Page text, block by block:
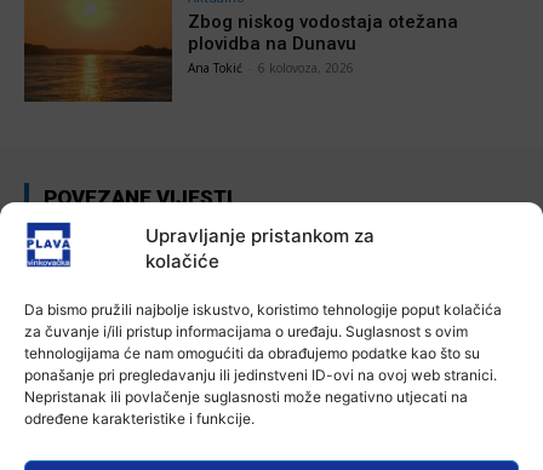
Upravljanje pristankom za
kolačiće
Da bismo pružili najbolje iskustvo, koristimo tehnologije poput kolačića
za čuvanje i/ili pristup informacijama o uređaju. Suglasnost s ovim
tehnologijama će nam omogućiti da obrađujemo podatke kao što su
ponašanje pri pregledavanju ili jedinstveni ID-ovi na ovoj web stranici.
Nepristanak ili povlačenje suglasnosti može negativno utjecati na
određene karakteristike i funkcije.
Zbog niskog vodostaja otežana
plovidba na Dunavu
Ana Tokić 6 kolovoza, 2026
POVEZANE VIJESTI
Aktualno
Autoklub Vinkovci u rujnu će obilježiti
7 kolovoza, 2026
Aktualno
Za dva tjedna započinje još jedna
Divlja liga